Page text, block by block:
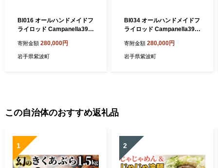
BI016 オールハンドメイドフ
ライロッド Campanella390
釣り道具 釣具 アウトドア キ
ャンプ ハンドメイド 手作り
寄附金額 280,000円
岩手県紫波町
BI034 オールハンドメイドフ
ライロッド Campanella390
釣り道具 釣具 アウトドア キ
ャンプ ハンドメイド 手作り
寄附金額 280,000円
岩手県紫波町
この自治体のおすすめ返礼品
1 2